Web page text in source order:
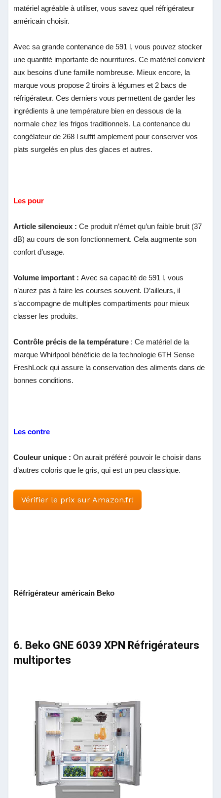
matériel agréable à utiliser, vous savez quel réfrigérateur
américain choisir.
Avec sa grande contenance de 591 l, vous pouvez stocker
une quantité importante de nourritures. Ce matériel convient
aux besoins d’une famille nombreuse. Mieux encore, la
marque vous propose 2 tiroirs à légumes et 2 bacs de
réfrigérateur. Ces derniers vous permettent de garder les
ingrédients à une température bien en dessous de la
normale chez les frigos traditionnels. La contenance du
congélateur de 268 l suffit amplement pour conserver vos
plats surgelés en plus des glaces et autres.
Les pour
Article silencieux :Ce produit n’émet qu’un faible bruit (37
dB) au cours de son fonctionnement. Cela augmente son
confort d’usage.
Volume important :Avec sa capacité de 591 l, vous
n’aurez pas à faire les courses souvent. D’ailleurs, il
s’accompagne de multiples compartiments pour mieux
classer les produits.
Contrôle précis de la température : Ce matériel de la
marque Whirlpool bénéficie de la technologie 6TH Sense
FreshLock qui assure la conservation des aliments dans de
bonnes conditions.
Les contre
Couleur unique :On aurait préféré pouvoir le choisir dans
d’autres coloris que le gris, qui est un peu classique.
Vérifier le prix sur Amazon.fr!
Réfrigérateur américain Beko
6. Beko GNE 6039 XPN Réfrigérateurs
multiportes